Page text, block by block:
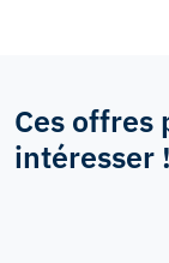
Ces offres
intéresser !